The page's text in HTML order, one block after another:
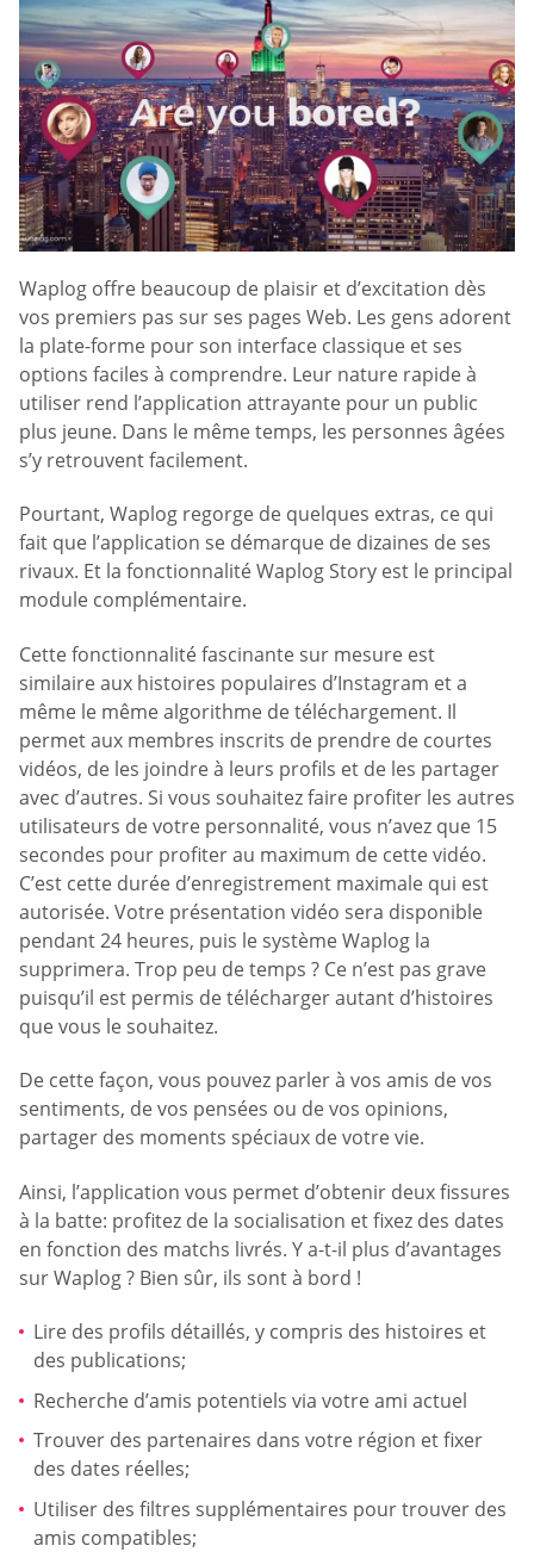
Waplog offre beaucoup de plaisir et d’excitation dès
vos premiers pas sur ses pages Web. Les gens adorent
la plate-forme pour son interface classique et ses
options faciles à comprendre. Leur nature rapide à
utiliser rend l’application attrayante pour un public
plus jeune. Dans le même temps, les personnes âgées
s’y retrouvent facilement.
Pourtant, Waplog regorge de quelques extras, ce qui
fait que l’application se démarque de dizaines de ses
rivaux. Et la fonctionnalité Waplog Story est le principal
module complémentaire.
Cette fonctionnalité fascinante sur mesure est
similaire aux histoires populaires d’Instagram et a
même le même algorithme de téléchargement. Il
permet aux membres inscrits de prendre de courtes
vidéos, de les joindre à leurs profils et de les partager
avec d’autres. Si vous souhaitez faire profiter les autres
utilisateurs de votre personnalité, vous n’avez que 15
secondes pour profiter au maximum de cette vidéo.
C’est cette durée d’enregistrement maximale qui est
autorisée. Votre présentation vidéo sera disponible
pendant 24 heures, puis le système Waplog la
supprimera. Trop peu de temps ? Ce n’est pas grave
puisqu’il est permis de télécharger autant d’histoires
que vous le souhaitez.
De cette façon, vous pouvez parler à vos amis de vos
sentiments, de vos pensées ou de vos opinions,
partager des moments spéciaux de votre vie.
Ainsi, l’application vous permet d’obtenir deux fissures
à la batte: profitez de la socialisation et fixez des dates
en fonction des matchs livrés. Y a-t-il plus d’avantages
sur Waplog ? Bien sûr, ils sont à bord !
Lire des profils détaillés, y compris des histoires et
des publications;
Recherche d’amis potentiels via votre ami actuel
Trouver des partenaires dans votre région et fixer
des dates réelles;
Utiliser des filtres supplémentaires pour trouver des
amis compatibles;